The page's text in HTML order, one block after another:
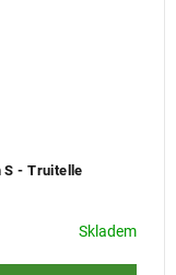
S - Truitelle
Skladem